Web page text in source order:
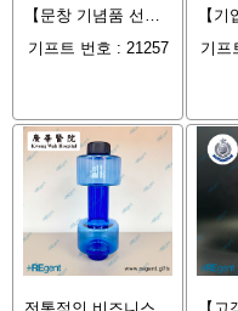
기프트 번호 : 21257
기프